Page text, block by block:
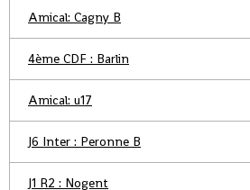
Amical: Cagny B
4ème CDF : Barlin
Amical: u17
J6 Inter : Peronne B
J1 R2 : Nogent